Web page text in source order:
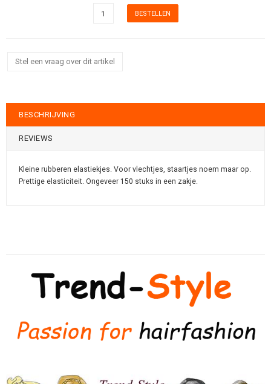
Stel een vraag over dit artikel
BESCHRIJVING
REVIEWS
Kleine rubberen elastiekjes. Voor vlechtjes, staartjes noem maar op.
Prettige elasticiteit. Ongeveer 150 stuks in een zakje.